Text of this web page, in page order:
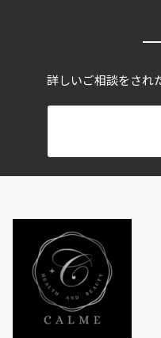
詳しいご相談をされ